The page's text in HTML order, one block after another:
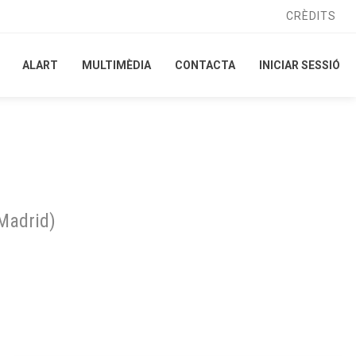
CRÈDITS
ALART MULTIMÈDIA CONTACTA INICIAR SESSIÓ
CRÈDITS
ALART MULTIMÈDIA CONTACTA INICIAR SESSIÓ
)